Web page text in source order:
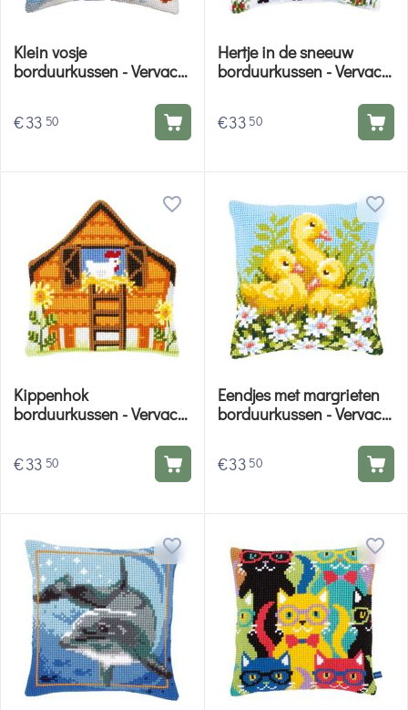
Klein vosje
borduurkussen - Vervaco
€33 50
Hertje in de sneeuw
borduurkussen - Vervaco
€33 50
Kippenhok
borduurkussen - Vervaco
€33 50
Eendjes met margrieten
borduurkussen - Vervaco
€33 50